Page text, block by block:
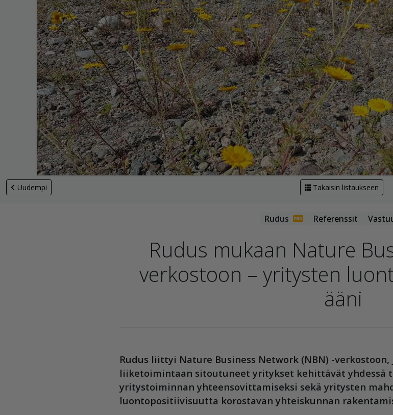
Uudempi Takaisin listaukseen
Referenssit
Rudus mukaan Nature
verkostoon – yritysten
ääni
Rudus liittyi Nature Business Network (NBN) -
liiketoimintaan sitoutuneet yritykset kehittävät yhdessä
yritystoiminnan yhteensovittamiseksi sekä yritysten
luontopositiivisuutta korostavan yhteiskunnan